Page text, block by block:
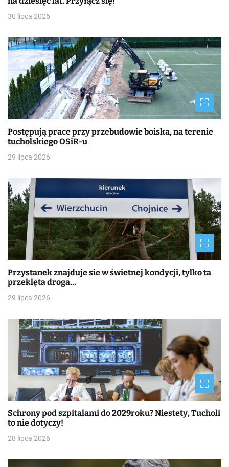
30 lipca 2026
Postępują prace przy przebudowie boiska, na terenie
tucholskiego OSiR-u
29 lipca 2026
Przystanek znajduje sie w świetnej kondycji, tylko ta
przeklęta droga…
29 lipca 2026
Schrony pod szpitalami do 2029roku? Niestety, Tucholi
to nie dotyczy!
28 lipca 2026